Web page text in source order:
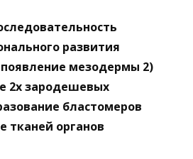
развития
мезодермы 2)
2х зародешевых
бластомеров
тканей органов